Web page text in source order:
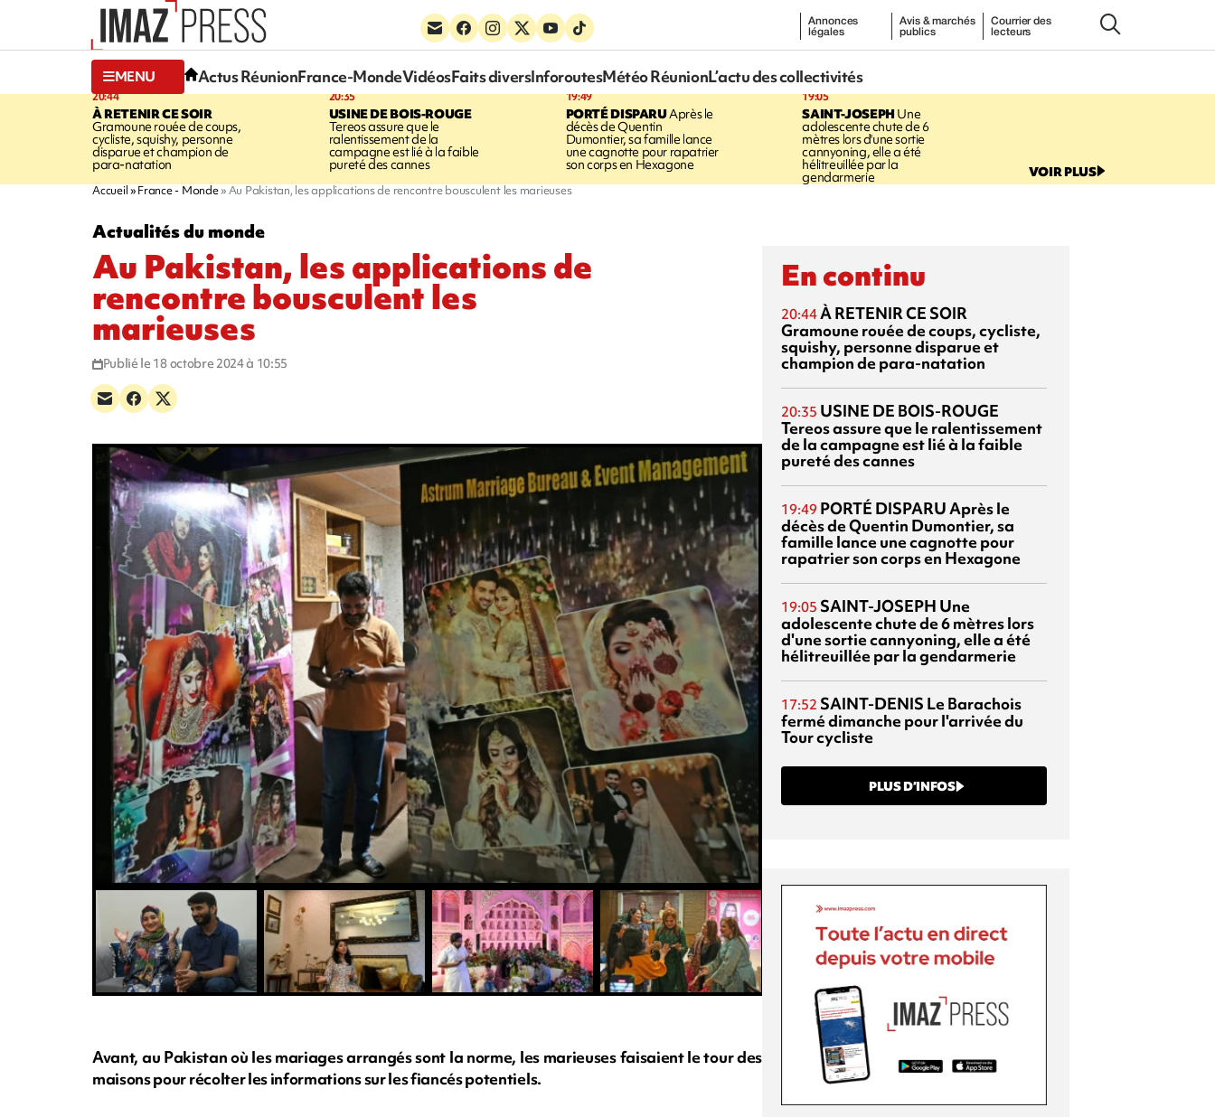
Annonces
légales
Avis & marchés
publics
Courrier des
lecteurs
MENU Actus RéunionFrance-MondeVidéosFaits diversInforoutesMétéo RéunionL’actu des collectivités
20:44
À RETENIR CE SOIR
Gramoune rouée de coups,
cycliste, squishy, personne
disparue et champion de
para-natation
20:35
USINE DE BOIS-ROUGE
Tereos assure que le
ralentissement de la
campagne est lié à la faible
pureté des cannes
19:49
PORTÉ DISPARUAprès le
décès de Quentin
Dumontier, sa famille lance
une cagnotte pour rapatrier
son corps en Hexagone
19:05
SAINT-JOSEPHUne
adolescente chute de 6
mètres lors d'une sortie
cannyoning, elle a été
hélitreuillée par la
gendarmerie VOIR PLUS
Accueil France - Monde Au Pakistan, les applications de rencontre bousculent les marieuses
Actualités du monde
Au Pakistan, les applications de
rencontre bousculent les
marieuses
Publié le 18 octobre 2024 à 10:55
Avant, au Pakistan où les mariages arrangés sont la norme, les marieuses faisaient le tour des
maisons pour récolter les informations sur les fiancés potentiels.
En continu
20:44À RETENIR CE SOIR
Gramoune rouée de coups, cycliste,
squishy, personne disparue et
champion de para-natation
20:35 USINE DE BOIS-ROUGE
Tereos assure que le ralentissement
de la campagne est lié à la faible
pureté des cannes
19:49 PORTÉ DISPARUAprès le
décès de Quentin Dumontier, sa
famille lance une cagnotte pour
rapatrier son corps en Hexagone
19:05 SAINT-JOSEPH Une
adolescente chute de 6 mètres lors
d'une sortie cannyoning, elle a été
hélitreuillée par la gendarmerie
17:52 SAINT-DENIS Le Barachois
fermé dimanche pour l'arrivée du
Tour cycliste
PLUS D’INFOS